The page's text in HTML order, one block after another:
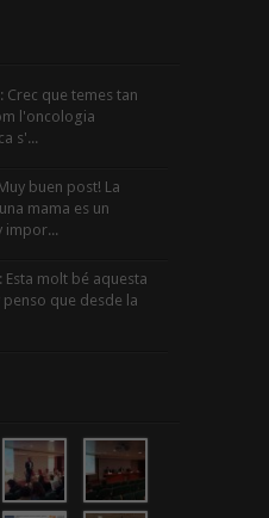
Crec que temes tan
l'oncologia
s'...
buen post! La
mama es un
impor...
Esta molt bé aquesta
penso que desde la